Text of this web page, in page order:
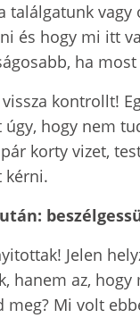
találgatunk
és hogy mi itt
ha
vissza kontrollt!
úgy, hogy nem
korty vizet,
kérni.
Jelen
hanem az,
meg? Mi volt